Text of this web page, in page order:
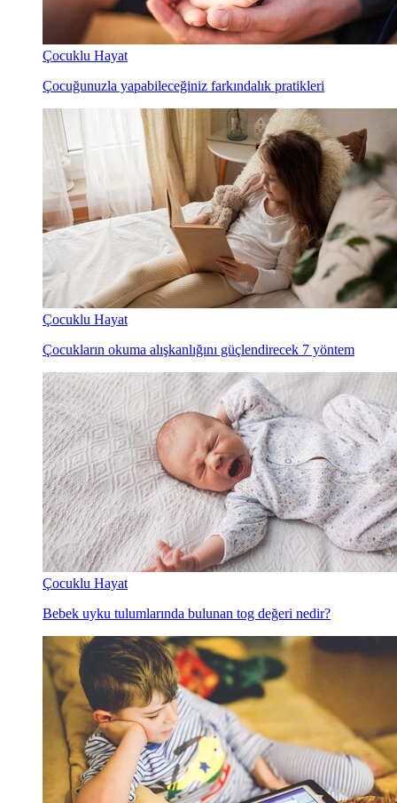
Çocuklu Hayat
Çocuğunuzla yapabileceğiniz farkındalık pratikleri
Çocuklu Hayat
Çocukların okuma alışkanlığını güçlendirecek 7 yöntem
Çocuklu Hayat
Bebek uyku tulumlarında bulunan tog değeri nedir?